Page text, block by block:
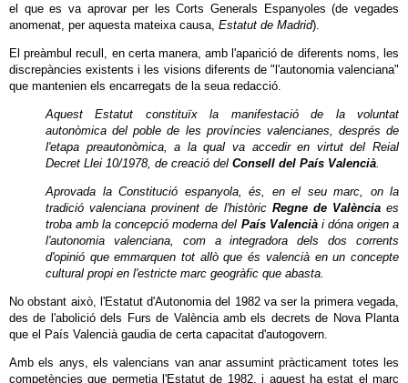
el que es va aprovar per les Corts Generals Espanyoles (de vegades
anomenat, per aquesta mateixa causa, Estatut de Madrid).
El preàmbul recull, en certa manera, amb l'aparició de diferents noms, les
discrepàncies existents i les visions diferents de "l'autonomia valenciana"
que mantenien els encarregats de la seua redacció.
Aquest Estatut constituïx la manifestació de la voluntat
autonòmica del poble de les províncies valencianes, després de
l'etapa preautonòmica, a la qual va accedir en virtut del Reial
Decret Llei 10/1978, de creació del Consell del País Valencià.
Aprovada la Constitució espanyola, és, en el seu marc, on la
tradició valenciana provinent de l'històric Regne de Valènciaes
troba amb la concepció moderna del País Valenciài dóna origen a
l'autonomia valenciana, com a integradora dels dos corrents
d'opinió que emmarquen tot allò que és valencià en un concepte
cultural propi en l'estricte marc geogràfic que abasta.
No obstant això, l'Estatut d'Autonomia del 1982 va ser la primera vegada,
des de l'abolició dels Furs de València amb els decrets de Nova Planta
que el País Valencià gaudia de certa capacitat d'autogovern.
Amb els anys, els valencians van anar assumint pràcticament totes les
competències que permetia l'Estatut de 1982, i aquest ha estat el marc